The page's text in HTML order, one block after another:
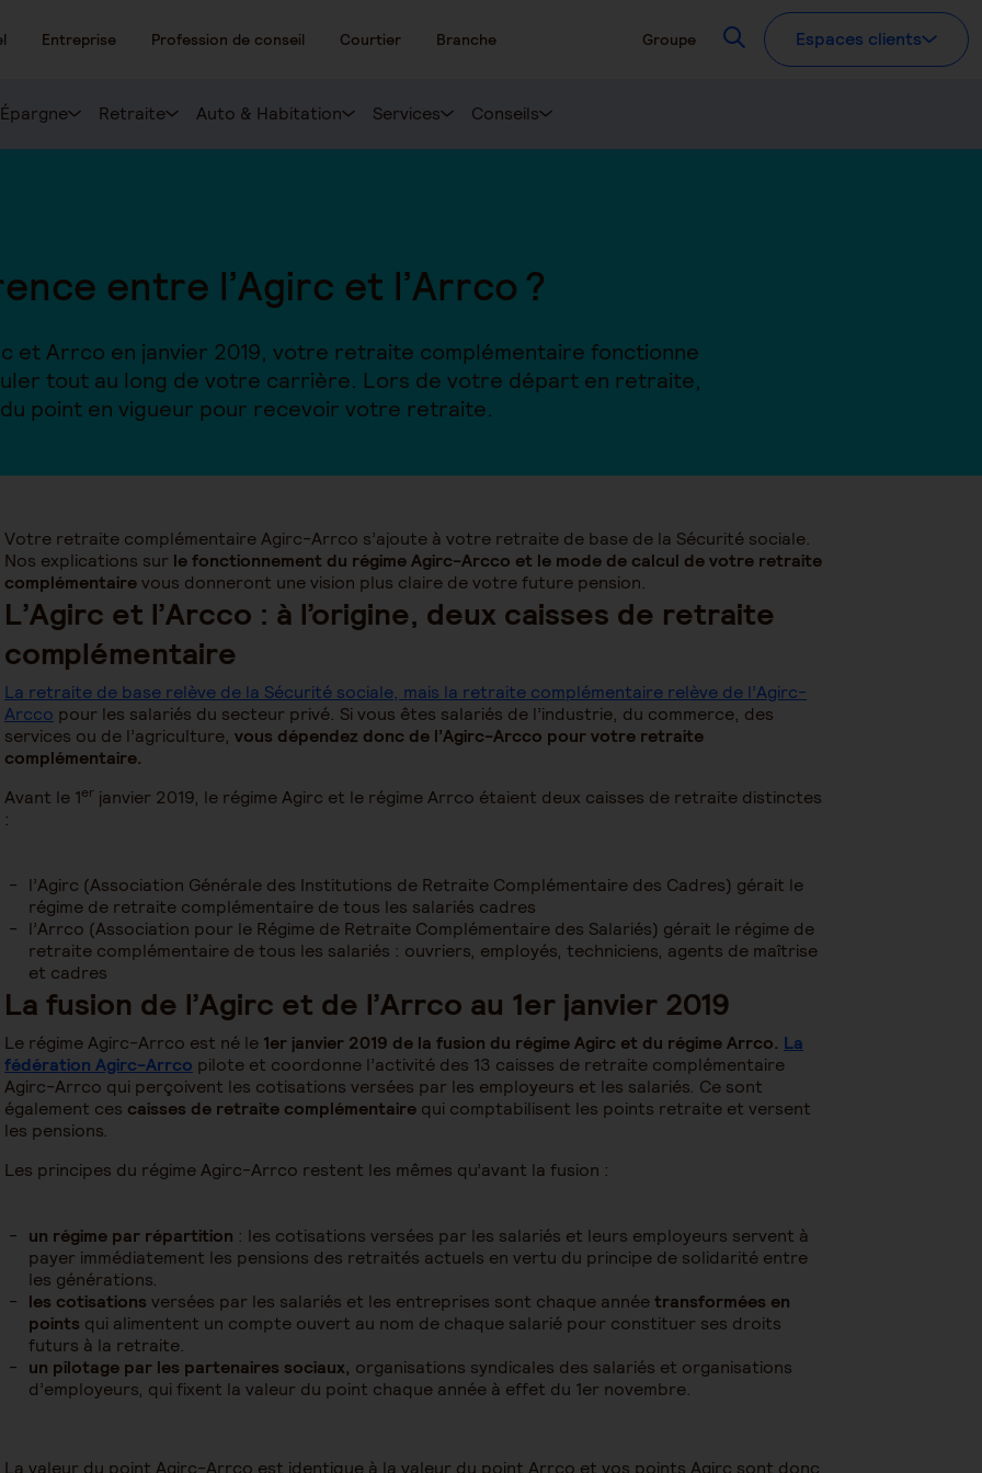
Entreprise Profession de conseil Courtier Branche Groupe RecherchezEspaces clients
Épargne Retraite Auto & Habitation Services Conseils
entre l’Agirc et l’Arrco ?
et Arrco en janvier 2019, votre retraite complémentaire fonctionne
tout au long de votre carrière. Lors de votre départ en retraite,
point en vigueur pour recevoir votre retraite.
Votre retraite complémentaire Agirc-Arrco s’ajoute à votre retraite de base de la Sécurité sociale.
Nos explications sur le fonctionnement du régime Agirc-Arcco et le mode de calcul de votre retraite
complémentairevous donneront une vision plus claire de votre future pension.
L’Agirc et l’Arcco : à l’origine, deux caisses de retraite
complémentaire
La retraite de base relève de la Sécurité sociale, mais la retraite complémentaire relève de l’Agirc-
Arcco pour les salariés du secteur privé. Si vous êtes salariés de l’industrie, du commerce, des
services ou de l’agriculture, vous dépendez donc de l’Agirc-Arcco pour votre retraite
complémentaire.
Avant le 1er janvier 2019, le régime Agirc et le régime Arrco étaient deux caisses de retraite distinctes
:
l’Agirc (Association Générale des Institutions de Retraite Complémentaire des Cadres) gérait le
régime de retraite complémentaire de tous les salariés cadres
l’Arrco (Association pour le Régime de Retraite Complémentaire des Salariés) gérait le régime de
retraite complémentaire de tous les salariés : ouvriers, employés, techniciens, agents de maîtrise
et cadres
La fusion de l’Agirc et de l’Arrco au 1er janvier 2019
Le régime Agirc-Arrco est né le 1er janvier 2019 de la fusion du régime Agirc et du régime Arrco. La
fédération Agirc-Arrco pilote et coordonne l’activité des 13 caisses de retraite complémentaire
Agirc-Arrco qui perçoivent les cotisations versées par les employeurs et les salariés. Ce sont
également ces caisses de retraite complémentaire qui comptabilisent les points retraite et versent
les pensions.
Les principes du régime Agirc-Arrco restent les mêmes qu’avant la fusion :
un régime par répartition : les cotisations versées par les salariés et leurs employeurs servent à
payer immédiatement les pensions des retraités actuels en vertu du principe de solidarité entre
les générations.
les cotisations versées par les salariés et les entreprises sont chaque annéetransformées en
points qui alimentent un compte ouvert au nom de chaque salarié pour constituer ses droits
futurs à la retraite.
un pilotage par les partenaires sociaux, organisations syndicales des salariés et organisations
d’employeurs, qui fixent la valeur du point chaque année à effet du 1er novembre.
La valeur du point Agirc-Arrco est identique à la valeur du point Arrco et vos points Agirc sont donc